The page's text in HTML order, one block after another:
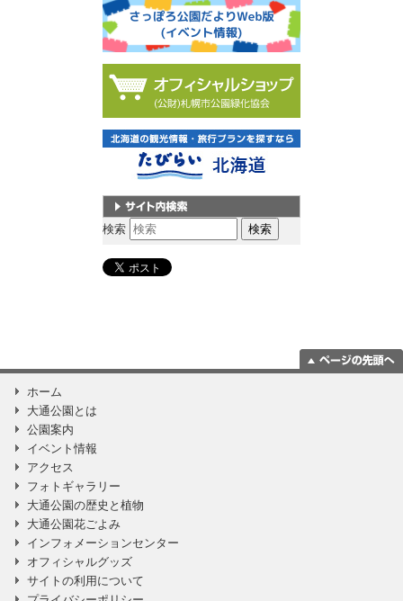
サイト内検索
検索
ホーム
大通公園とは
公園案内
イベント情報
アクセス
フォトギャラリー
大通公園の歴史と植物
大通公園花ごよみ
インフォメーションセンター
オフィシャルグッズ
サイトの利用について